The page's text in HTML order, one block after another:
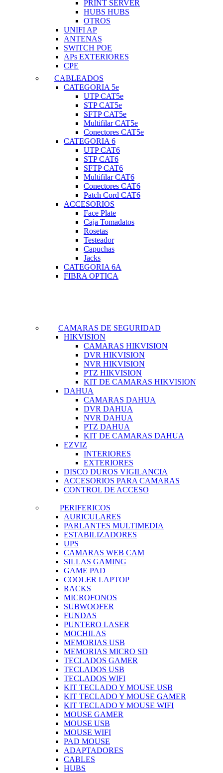
PRINT SERVER
HUBS HUBS
OTROS
UNIFI AP
ANTENAS
SWITCH POE
APs EXTERIORES
CPE
CABLEADOS
CATEGORIA 5e
UTP CAT5e
STP CAT5e
SFTP CAT5e
Multifilar CAT5e
Conectores CAT5e
CATEGORIA 6
UTP CAT6
STP CAT6
SFTP CAT6
Multifilar CAT6
Conectores CAT6
Patch Cord CAT6
ACCESORIOS
Face Plate
Caja Tomadatos
Rosetas
Testeador
Capuchas
Jacks
CATEGORIA 6A
FIBRA OPTICA
CAMARAS DE SEGURIDAD
HIKVISION
CAMARAS HIKVISION
DVR HIKVISION
NVR HIKVISION
PTZ HIKVISION
KIT DE CAMARAS HIKVISION
DAHUA
CAMARAS DAHUA
DVR DAHUA
NVR DAHUA
PTZ DAHUA
KIT DE CAMARAS DAHUA
EZVIZ
INTERIORES
EXTERIORES
DISCO DUROS VIGILANCIA
ACCESORIOS PARA CAMARAS
CONTROL DE ACCESO
PERIFERICOS
AURICULARES
PARLANTES MULTIMEDIA
ESTABILIZADORES
UPS
CAMARAS WEB CAM
SILLAS GAMING
GAME PAD
COOLER LAPTOP
RACKS
MICROFONOS
SUBWOOFER
FUNDAS
PUNTERO LASER
MOCHILAS
MEMORIAS USB
MEMORIAS MICRO SD
TECLADOS GAMER
TECLADOS USB
TECLADOS WIFI
KIT TECLADO Y MOUSE USB
KIT TECLADO Y MOUSE GAMER
KIT TECLADO Y MOUSE WIFI
MOUSE GAMER
MOUSE USB
MOUSE WIFI
PAD MOUSE
ADAPTADORES
CABLES
HUBS